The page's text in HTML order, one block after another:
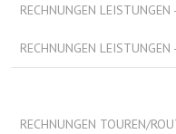
RECHNUNGEN LEISTUNGEN
RECHNUNGEN
RECHNUNGEN TOUREN/